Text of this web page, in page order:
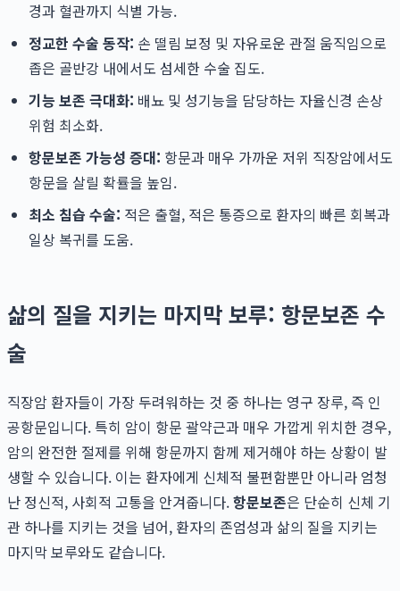
경과 혈관까지 식별 가능.
정교한 수술 동작: 손 떨림 보정 및 자유로운 관절 움직임으로
좁은 골반강 내에서도 섬세한 수술 집도.
기능 보존 극대화: 배뇨 및 성기능을 담당하는 자율신경 손상
위험 최소화.
항문보존 가능성 증대: 항문과 매우 가까운 저위 직장암에서도
항문을 살릴 확률을 높임.
최소 침습 수술: 적은 출혈, 적은 통증으로 환자의 빠른 회복과
일상 복귀를 도움.
삶의 질을 지키는 마지막 보루: 항문보존 수
술
직장암 환자들이 가장 두려워하는 것 중 하나는 영구 장루, 즉 인
공항문입니다. 특히 암이 항문 괄약근과 매우 가깝게 위치한 경우,
암의 완전한 절제를 위해 항문까지 함께 제거해야 하는 상황이 발
생할 수 있습니다. 이는 환자에게 신체적 불편함뿐만 아니라 엄청
난 정신적, 사회적 고통을 안겨줍니다.항문보존은 단순히 신체 기
관 하나를 지키는 것을 넘어, 환자의 존엄성과 삶의 질을 지키는
마지막 보루와도 같습니다.